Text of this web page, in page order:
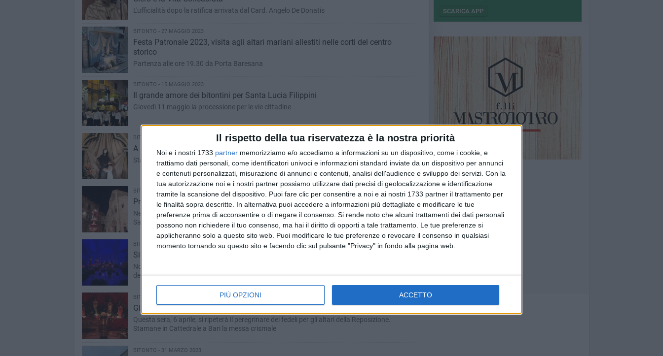
Il rispetto della tua riservatezza è la nostra priorità
Noi e i nostri 1733 partner memorizziamo e/o accediamo a informazioni su un dispositivo, come i cookie, e
trattiamo dati personali, come identificatori univoci e informazioni standard inviate da un dispositivo per annunci
e contenuti personalizzati, misurazione di annunci e contenuti, analisi dell'audience e sviluppo dei servizi. Con la
tua autorizzazione noi e i nostri partner possiamo utilizzare dati precisi di geolocalizzazione e identificazione
tramite la scansione del dispositivo. Puoi fare clic per consentire a noi e ai nostri 1733 partner il trattamento per
le finalità sopra descritte. In alternativa puoi accedere a informazioni più dettagliate e modificare le tue
preferenze prima di acconsentire o di negare il consenso. Si rende noto che alcuni trattamenti dei dati personali
possono non richiedere il tuo consenso, ma hai il diritto di opporti a tale trattamento. Le tue preferenze si
applicheranno solo a questo sito web. Puoi modificare le tue preferenze o revocare il consenso in qualsiasi
momento tornando su questo sito e facendo clic sul pulsante "Privacy" in fondo alla pagina web.
PIÙ OPZIONI ACCETTO
L'ufficialità dopo la ratifica arrivata dal Card. Angelo De Donatis
BITONTO - 27 MAGGIO 2023
Festa Patronale 2023, visita agli altari mariani allestiti nelle corti del centro
storico
Partenza alle ore 19.30 da Porta Baresana
BITONTO - 15 MAGGIO 2023
Il grande amore dei bitontini per Santa Lucia Filippini
Giovedì 11 maggio la processione per le vie cittadine
BITONTO - 11 MAGGIO 2023
A Bitonto la Festa in onore di Santa Lucia Filippini
Stasera, 11 maggio, la processione per le strade della città
BITONTO - 8 APRILE 2023
Processione di Gala a Bitonto: tutte le FOTO
Nella sera del Venerdì Santo, il tradizionale evento religioso organizzato dall'Arciconfraternita
Santa Maria del Suffragio
BITONTO - 7 APRILE 2023
Si rinnovano le tradizioni del Giovedì Santo a Bitonto - FOTO
Nonostante il freddo, i bitontini non hanno rinunciato all'appuntamento che sancisce l'inizio
del Triduo pasquale
BITONTO - 6 APRILE 2023
Giovedì Santo, gli orari delle messe in Coena Domini a Bitonto
Questa sera, 6 aprile, si ripeterà il peregrinare dei fedeli per gli altari della Reposizione.
Stamane in Cattedrale a Bari la messa crismale
BITONTO - 31 MARZO 2023
SCARICA APP